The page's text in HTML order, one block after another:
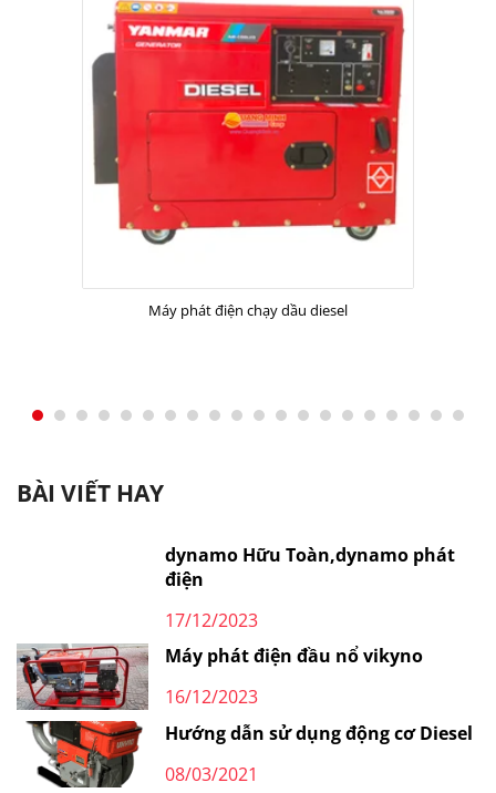
Máy phát điện chạy dầu diesel
BÀI VIẾT HAY
dynamo Hữu Toàn,dynamo phát
điện
17/12/2023
Máy phát điện đầu nổ vikyno
16/12/2023
Hướng dẫn sử dụng động cơ Diesel
08/03/2021